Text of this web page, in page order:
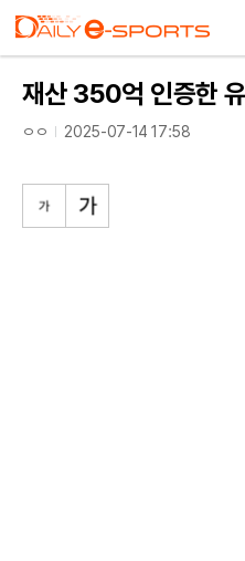
재산 350억 인증한
ㅇㅇ 2025-07-14 17:58